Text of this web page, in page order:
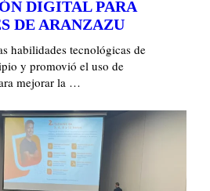
DIGITAL PARA
DE ARANZAZU
habilidades tecnológicas de
y promovió el uso de
mejorar la …